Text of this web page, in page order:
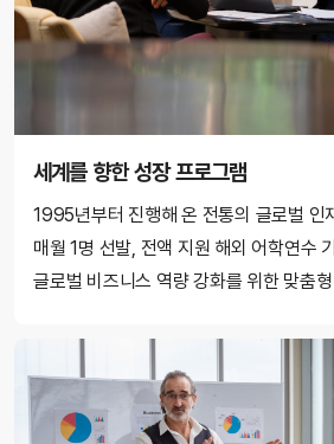
세계를 향한 성장 프로그램
1995년부터 진행해 온 전통의 글로벌 인
매월 1명 선발, 전액 지원 해외 어학연수
글로벌 비즈니스 역량 강화를 위한 맞춤